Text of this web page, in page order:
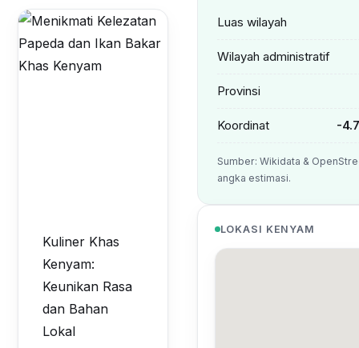
Kuliner Khas
Kenyam:
Keunikan Rasa
dan Bahan
Lokal
Luas wilayah
Wilayah administratif
Provinsi
Koordinat -
Sumber: Wikidata &
angka estimasi.
LOKASI KENYAM